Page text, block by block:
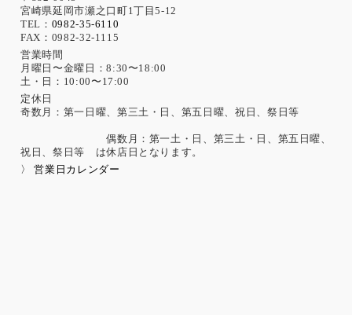
宮崎県延岡市瀬之口町1丁目5-12
TEL： 0982-35-6110
FAX：0982-32-1115
営業時間
月曜日〜金曜日：8:30〜18:00
土・日：10:00〜17:00
定休日
奇数月：第一日曜、第三土・日、第五日曜、祝日、祭日等
偶数月：第一土・日、第三土・日、第五日曜、
祝日、祭日等 は休店日となります。
〉 営業日カレンダー